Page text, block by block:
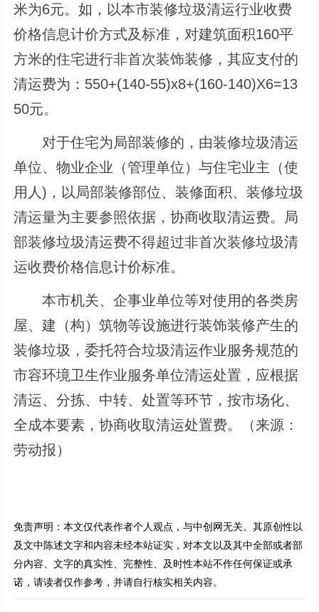
米为6元。如，以本市装修垃圾清运行业收费
价格信息计价方式及标准，对建筑面积160平
方米的住宅进行非首次装饰装修，其应支付的
清运费为：550+(140-55)x8+(160-140)X6=13
50元。
对于住宅为局部装修的，由装修垃圾清运
单位、物业企业（管理单位）与住宅业主（使
用人)，以局部装修部位、装修面积、装修垃圾
清运量为主要参照依据，协商收取清运费。局
部装修垃圾清运费不得超过非首次装修垃圾清
运收费价格信息计价标准。
本市机关、企事业单位等对使用的各类房
屋、建（构）筑物等设施进行装饰装修产生的
装修垃圾，委托符合垃圾清运作业服务规范的
市容环境卫生作业服务单位清运处置，应根据
清运、分拣、中转、处置等环节，按市场化、
全成本要素，协商收取清运处置费。（来源：
劳动报）
免责声明：本文仅代表作者个人观点，与中创网无关。其原创性以
及文中陈述文字和内容未经本站证实，对本文以及其中全部或者部
分内容、文字的真实性、完整性、及时性本站不作任何保证或承
诺，请读者仅作参考，并请自行核实相关内容。